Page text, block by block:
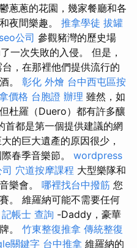
蔥蔥的花園，幾家餐廳和各
夜間樂趣。 推拿學徒 拔罐
seo公司 參觀豬灣的歷史場
一次失敗的入侵。 但是，
，在那裡他們提供流行的
。 彰化 外燴 台中西屯區按
價格 台胞證 辦理 雖然，如
杜羅（Duero）都有許多釀
首都是第一個提供建議的網
的巨大遺產的原因很少，
春季音樂節。 wordpress
穴道按摩課程 大型樂隊和
樂會。 哪裡找台中撥筋 您
。 維羅納可能不需要任何
記帳士 查詢 -Daddy，豪華
。 竹東整復推拿 傳統整復
關鍵字 台中推拿 維羅納的